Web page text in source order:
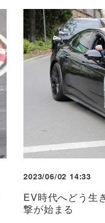
2023/06/02 14:33
EV時代へどう生
撃が始まる